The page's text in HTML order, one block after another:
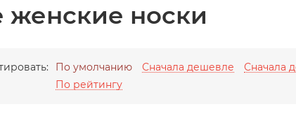
женские носки
По умолчанию Сначала дешевле Сначала
По рейтингу